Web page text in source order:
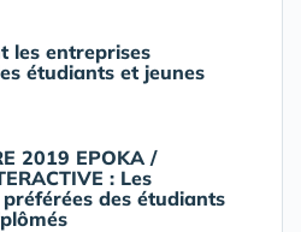
les entreprises
étudiants et jeunes
2019 EPOKA /
: Les
des étudiants